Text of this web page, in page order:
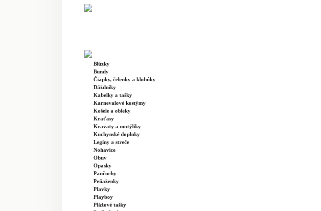
Blúzky
Bundy
Čiapky, čelenky a klobúky
Dáždniky
Kabelky a tašky
Karnevalové kostýmy
Košele a obleky
Kraťasy
Kravaty a motýliky
Kuchynské doplnky
Legíny a streče
Nohavice
Obuv
Opasky
Pančuchy
Peňaženky
Plavky
Playboy
Plážové tašky